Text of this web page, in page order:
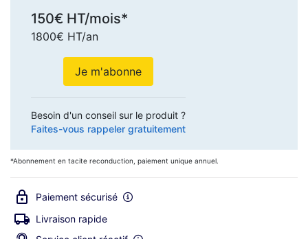
150€ HT/mois*
1800€ HT/an
Je m'abonne
Besoin d'un conseil sur le produit ?
Faites-vous rappeler gratuitement
*Abonnement en tacite reconduction, paiement unique annuel.
Paiement sécurisé
Livraison rapide